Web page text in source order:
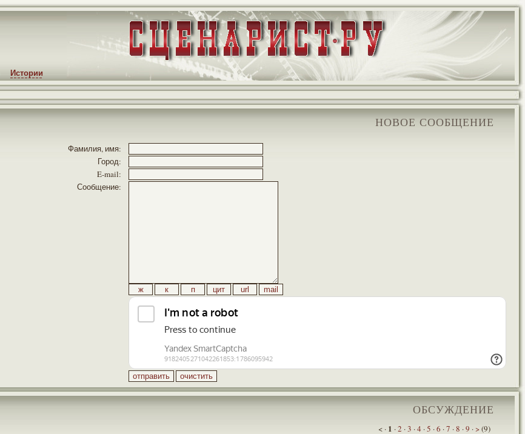
Истории
НОВОЕ СООБЩЕНИЕ
Фамилия, имя:
Город:
E-mail:
Сообщение:
ОБСУЖДЕНИЕ
< · 1 ·2 ·3 ·4 ·5 ·6 ·7 ·8 ·9 ·>(9)